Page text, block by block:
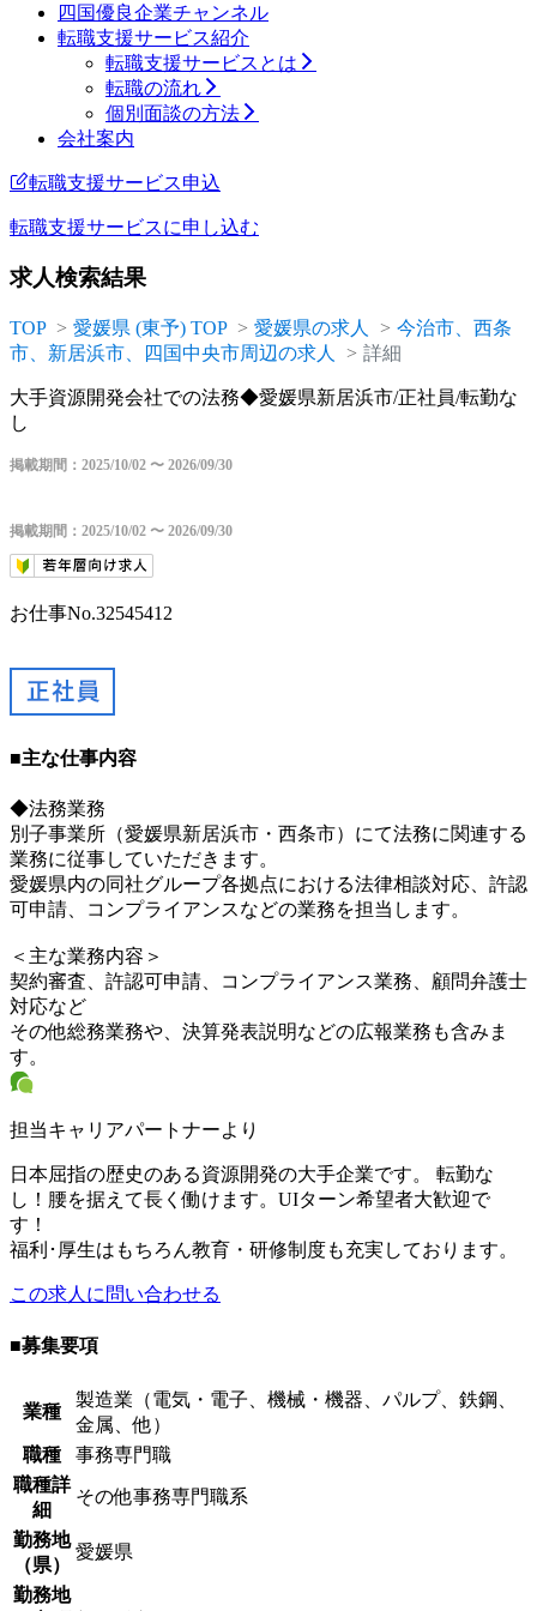
四国優良企業チャンネル
転職支援サービス紹介
転職支援サービスとは
転職の流れ
個別面談の方法
会社案内
転職支援サービス申込
転職支援サービスに申し込む
求人検索結果
TOP 愛媛県 (東予) TOP 愛媛県の求人
今治市、西条
市、新居浜市、四国中央市周辺の求人
詳細
大手資源開発会社での法務◆愛媛県新居浜市/正社員/転勤な
し
掲載期間：2025/10/02 〜 2026/09/30
掲載期間：2025/10/02 〜 2026/09/30
お仕事No.32545412
■主な仕事内容
◆法務業務
別子事業所（愛媛県新居浜市・西条市）にて法務に関連する
業務に従事していただきます。
愛媛県内の同社グループ各拠点における法律相談対応、許認
可申請、コンプライアンスなどの業務を担当します。
＜主な業務内容＞
契約審査、許認可申請、コンプライアンス業務、顧問弁護士
対応など
その他総務業務や、決算発表説明などの広報業務も含みま
す。
担当キャリアパートナーより
日本屈指の歴史のある資源開発の大手企業です。 転勤な
し！腰を据えて長く働けます。UIターン希望者大歓迎で
す！
福利･厚生はもちろん教育・研修制度も充実しております。
この求人に問い合わせる
■募集要項
業種
製造業（電気・電子、機械・機器、パルプ、鉄鋼、
金属、他）
職種
事務専門職
職種詳
細
その他事務専門職系
勤務地
（県）
愛媛県
勤務地